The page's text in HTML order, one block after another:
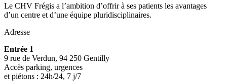
Le CHV Frégis a l’ambition d’offrir à ses patients les avantages
d’un centre et d’une équipe pluridisciplinaires.
Adresse
Entrée 1
9 rue de Verdun, 94 250 Gentilly
Accès parking, urgences
et piétons : 24h/24, 7 j/7